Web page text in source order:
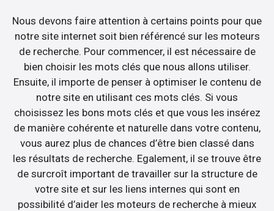
Nous devons faire attention à certains points pour que
notre site internet soit bien référencé sur les moteurs
de recherche. Pour commencer, il est nécessaire de
bien choisir les mots clés que nous allons utiliser.
Ensuite, il importe de penser à optimiser le contenu de
notre site en utilisant ces mots clés. Si vous
choisissez les bons mots clés et que vous les insérez
de manière cohérente et naturelle dans votre contenu,
vous aurez plus de chances d’être bien classé dans
les résultats de recherche. Egalement, il se trouve être
de surcroît important de travailler sur la structure de
votre site et sur les liens internes qui sont en
possibilité d’aider les moteurs de recherche à mieux